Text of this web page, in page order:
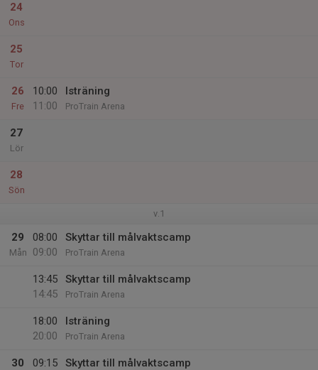
24
Ons
25
Tor
26
Fre
10:00
11:00
Isträning
ProTrain Arena
27
Lör
28
Sön
v.1
29
Mån
08:00
09:00
Skyttar till målvaktscamp
ProTrain Arena
13:45
14:45
Skyttar till målvaktscamp
ProTrain Arena
18:00
20:00
Isträning
ProTrain Arena
30
09:15
Skyttar till målvaktscamp